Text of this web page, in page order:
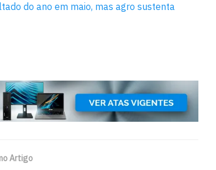
do ano em maio, mas agro sustenta
Artigo